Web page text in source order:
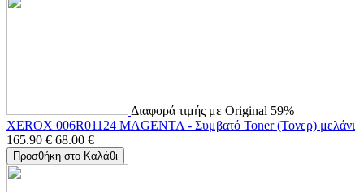
Διαφορά τιμής με Original 59%
XEROX 006R01124 MAGENTA - Συμβατό Toner (Τονερ) μελάνι
165.90 € 68.00 €
Προσθήκη στο Καλάθι